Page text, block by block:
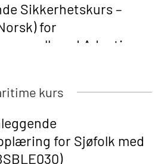
Sikkerhetskurs –
for
med Adaptive
Training (English) – with
– Refresher
with E-learning
kurs
for Sjøfolk med